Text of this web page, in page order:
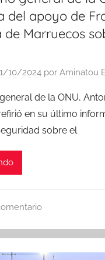
del apoyo de
de Marruecos
10/2024 por Aminatou
de la ONU,
en su último
sobre el